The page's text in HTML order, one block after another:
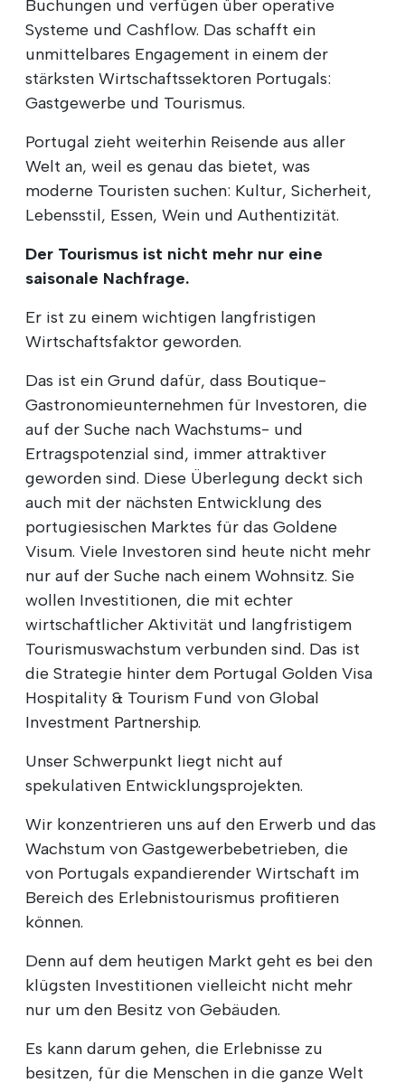
Buchungen und verfügen über operative
Systeme und Cashflow. Das schafft ein
unmittelbares Engagement in einem der
stärksten Wirtschaftssektoren Portugals:
Gastgewerbe und Tourismus.
Portugal zieht weiterhin Reisende aus aller
Welt an, weil es genau das bietet, was
moderne Touristen suchen: Kultur, Sicherheit,
Lebensstil, Essen, Wein und Authentizität.
Der Tourismus ist nicht mehr nur eine
saisonale Nachfrage.
Er ist zu einem wichtigen langfristigen
Wirtschaftsfaktor geworden.
Das ist ein Grund dafür, dass Boutique-
Gastronomieunternehmen für Investoren, die
auf der Suche nach Wachstums- und
Ertragspotenzial sind, immer attraktiver
geworden sind. Diese Überlegung deckt sich
auch mit der nächsten Entwicklung des
portugiesischen Marktes für das Goldene
Visum. Viele Investoren sind heute nicht mehr
nur auf der Suche nach einem Wohnsitz. Sie
wollen Investitionen, die mit echter
wirtschaftlicher Aktivität und langfristigem
Tourismuswachstum verbunden sind. Das ist
die Strategie hinter dem Portugal Golden Visa
Hospitality & Tourism Fund von Global
Investment Partnership.
Unser Schwerpunkt liegt nicht auf
spekulativen Entwicklungsprojekten.
Wir konzentrieren uns auf den Erwerb und das
Wachstum von Gastgewerbebetrieben, die
von Portugals expandierender Wirtschaft im
Bereich des Erlebnistourismus profitieren
können.
Denn auf dem heutigen Markt geht es bei den
klügsten Investitionen vielleicht nicht mehr
nur um den Besitz von Gebäuden.
Es kann darum gehen, die Erlebnisse zu
besitzen, für die Menschen in die ganze Welt